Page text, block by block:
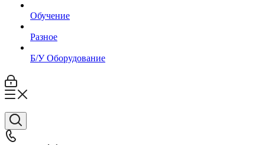
Обучение
Разное
Б/У Оборудование